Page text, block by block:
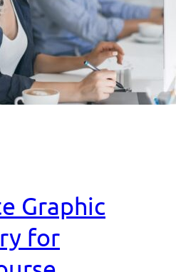
Graphic
for